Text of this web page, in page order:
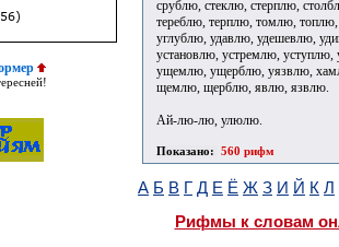
срублю, стеклю, стерплю,
тереблю, терплю, томлю,
углублю, удавлю, удешевлю,
установлю, устремлю,
ущемлю, ущерблю, уязвлю,
щемлю, щерблю, явлю, язвлю.
Ай-лю-лю, улюлю.
Показано: 560 рифм
А Б В Г Д Е Ё Ж З И Й К Л
Рифмы к словам